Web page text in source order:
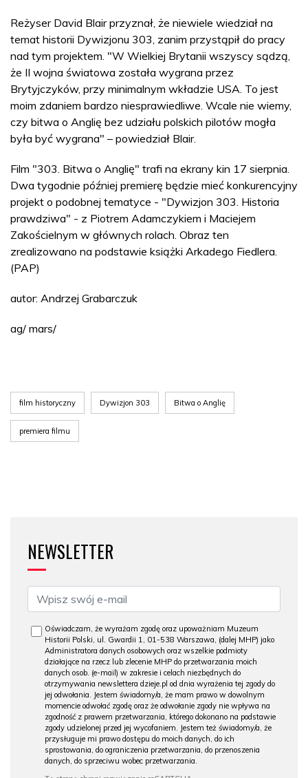
Reżyser David Blair przyznał, że niewiele wiedział na
temat historii Dywizjonu 303, zanim przystąpił do pracy
nad tym projektem. "W Wielkiej Brytanii wszyscy sądzą,
że II wojna światowa została wygrana przez
Brytyjczyków, przy minimalnym wkładzie USA. To jest
moim zdaniem bardzo niesprawiedliwe. Wcale nie wiemy,
czy bitwa o Anglię bez udziału polskich pilotów mogła
była być wygrana" – powiedział Blair.
Film "303. Bitwa o Anglię" trafi na ekrany kin 17 sierpnia.
Dwa tygodnie później premierę będzie mieć konkurencyjny
projekt o podobnej tematyce - "Dywizjon 303. Historia
prawdziwa" - z Piotrem Adamczykiem i Maciejem
Zakościelnym w głównych rolach. Obraz ten
zrealizowano na podstawie książki Arkadego Fiedlera.
(PAP)
autor: Andrzej Grabarczuk
ag/ mars/
film historyczny Dywizjon 303 Bitwa o Anglię
premiera filmu
NEWSLETTER
Oświadczam, że wyrażam zgodę oraz upoważniam Muzeum
Historii Polski, ul. Gwardii 1, 01-538 Warszawa, (dalej MHP) jako
Administratora danych osobowych oraz wszelkie podmioty
działające na rzecz lub zlecenie MHP do przetwarzania moich
danych osob. (e-mail) w zakresie i celach niezbędnych do
otrzymywania newslettera dzieje.pl od dnia wyrażenia tej zgody do
jej odwołania. Jestem świadomy/a, że mam prawo w dowolnym
momencie odwołać zgodę oraz że odwołanie zgody nie wpływa na
zgodność z prawem przetwarzania, którego dokonano na podstawie
zgody udzielonej przed jej wycofaniem. Jestem też świadomy/a, że
przysługuje mi prawo dostępu do moich danych, do ich
sprostowania, do ograniczenia przetwarzania, do przenoszenia
danych, do sprzeciwu wobec przetwarzania.